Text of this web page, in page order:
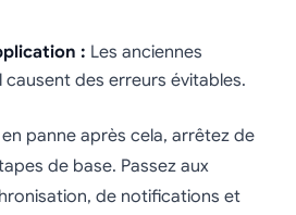
: Les anciennes
causent des erreurs évitables.
panne après cela, arrêtez de
de base. Passez aux
de notifications et